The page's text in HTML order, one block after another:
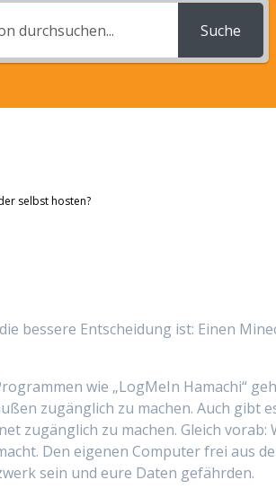
Suche
selbst hosten?
bessere Entscheidung ist: Einen
wie „LogMeIn Hamachi“
zugänglich zu machen. Auch gibt
zugänglich zu machen. Gleich
Den eigenen Computer frei aus
sein und eure Daten gefährden.